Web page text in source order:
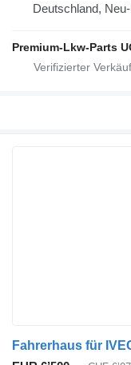
Deutschland,
Premium-Lkw-Parts
Fahrerhaus für